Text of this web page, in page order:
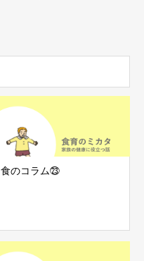
食のコラム㉓